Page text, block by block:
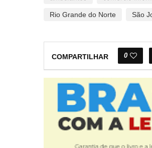
Rio Grande do Norte São
COMPARTILHAR 0